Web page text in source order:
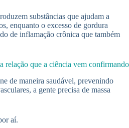
substâncias que ajudam a
enquanto o excesso de gordura
de inflamação crônica que também
relação que a ciência vem confirmando
de maneira saudável, prevenindo
a gente precisa de massa
aí.